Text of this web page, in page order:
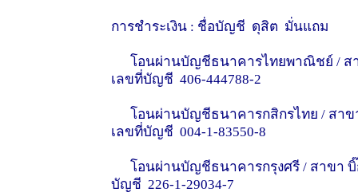
การชำระเงิน : ชื่อบัญชี ดุสิต มั่นแถม
โอนผ่านบัญชีธนาคารไทยพาณิชย์ / ส
เลขที่บัญชี 406-444788-2
โอนผ่านบัญชีธนาคารกสิกรไทย / สาข
เลขที่บัญชี 004-1-83550-8
โอนผ่านบัญชีธนาคารกรุงศรี / สาขา บิ๊
บัญชี 226-1-29034-7